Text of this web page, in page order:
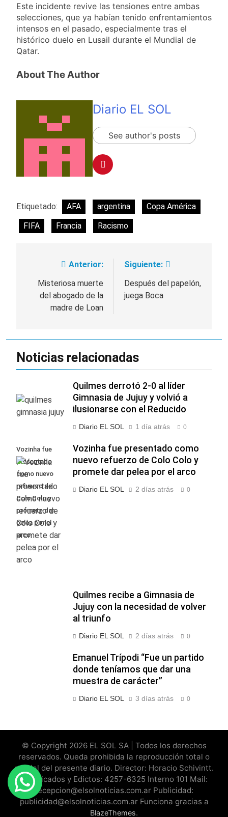
Este incidente revive las tensiones entre ambas
selecciones, que ya habían tenido enfrentamientos
intensos en el pasado, especialmente tras el
histórico duelo en Lusail durante el Mundial de
Qatar.
About The Author
Diario EL SOL
See author's posts
Etiquetado: AFA argentina
Copa América
FIFA
Francia Racismo
Navegación
de
entradas
Anterior:
Misteriosa muerte
del abogado de la
madre de Loan
Siguiente:
Después del papelón,
juega Boca
Noticias relacionadas
Quilmes derrotó 2-0 al líder
Gimnasia de Jujuy y volvió a
ilusionarse con el Reducido
Diario EL SOL 1 día atrás 0
Vozinha fue
presentado
como nuevo
refuerzo de
Colo Colo y
promete dar
pelea por el
arco
Vozinha fue presentado como
nuevo refuerzo de Colo Colo y
promete dar pelea por el arco
Diario EL SOL 2 días atrás 0
Quilmes recibe a Gimnasia de
Jujuy con la necesidad de volver
al triunfo
Diario EL SOL 2 días atrás 0
Emanuel Trípodi “Fue un partido
donde teníamos que dar una
muestra de carácter”
Diario EL SOL 3 días atrás 0
© Copyright 2026 EL SOL SA | Todos los derechos
reservados. Queda prohibida la reproducción total o
parcial del presente diario. Director: Horacio Schivintt.
Clasificados y Edictos: 4257-6325 Interno 101 Mail:
recepcion@elsolnoticias.com.ar Publicidad:
publicidad@elsolnoticias.com.ar Funciona gracias a
BlazeThemes.